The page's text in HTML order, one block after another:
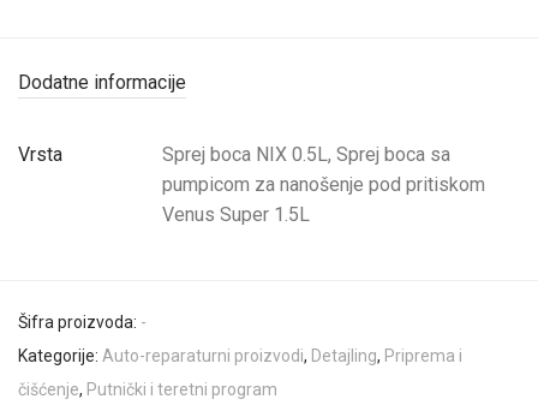
Dodatne informacije
Vrsta
Sprej boca NIX 0.5L, Sprej boca sa
pumpicom za nanošenje pod pritiskom
Venus Super 1.5L
Šifra proizvoda: -
Kategorije: Auto-reparaturni proizvodi, Detajling, Priprema i
čišćenje, Putnički i teretni program